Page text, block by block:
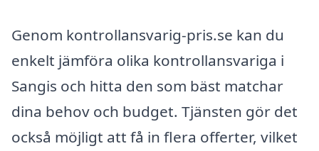
Genom kontrollansvarig-pris.se kan du
enkelt jämföra olika kontrollansvariga i
Sangis och hitta den som bäst matchar
dina behov och budget. Tjänsten gör det
också möjligt att få in flera offerter, vilket